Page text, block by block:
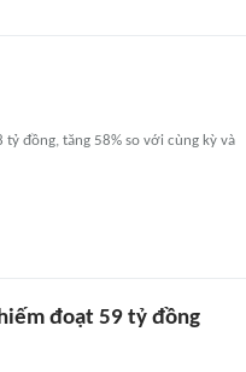
đồng, tăng 58% so với cùng kỳ và
đoạt 59 tỷ đồng